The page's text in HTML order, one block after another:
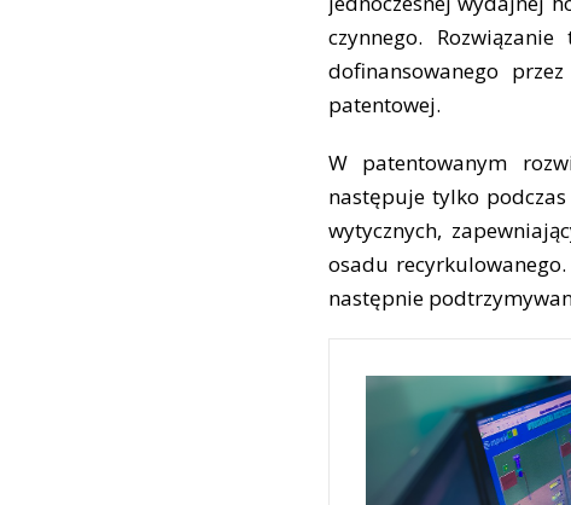
czynnego.
dofinansowanego
patentowej.
W patentowanym
następuje tylko
wytycznych,
osadu
następnie